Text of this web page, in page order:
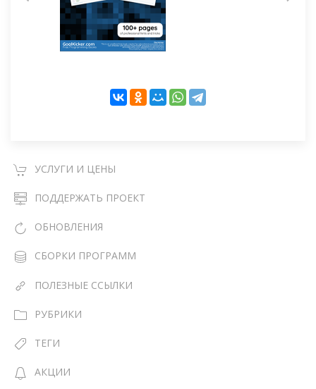
УСЛУГИ И ЦЕНЫ
ПОДДЕРЖАТЬ ПРОЕКТ
ОБНОВЛЕНИЯ
СБОРКИ ПРОГРАММ
ПОЛЕЗНЫЕ ССЫЛКИ
РУБРИКИ
ТЕГИ
АКЦИИ